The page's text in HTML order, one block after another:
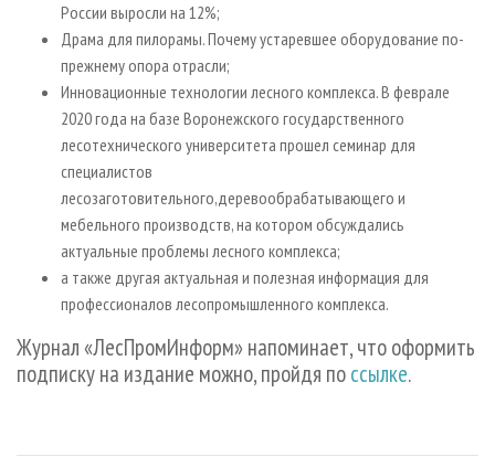
России выросли на 12%;
Драма для пилорамы. Почему устаревшее оборудование по-
прежнему опора отрасли;
Инновационные технологии лесного комплекса. В феврале
2020 года на базе Воронежского государственного
лесотехнического университета прошел семинар для
специалистов
лесозаготовительного,деревообрабатывающего и
мебельного производств, на котором обсуждались
актуальные проблемы лесного комплекса;
а также другая актуальная и полезная информация для
профессионалов лесопромышленного комплекса.
Журнал «ЛесПромИнформ» напоминает, что оформить
подписку на издание можно, пройдя поссылке.